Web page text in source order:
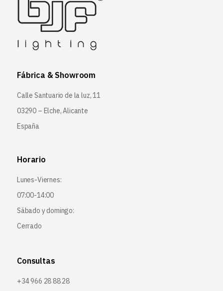
Fábrica & Showroom
Calle Santuario de la luz, 11
03290 – Elche, Alicante
España
Horario
Lunes-Viernes:
07:00-14:00
Sábado y domingo:
Cerrado
Consultas
+34 966 28 88 28